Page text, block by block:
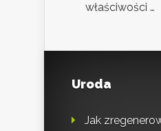
właściwości …
Uroda
Jak